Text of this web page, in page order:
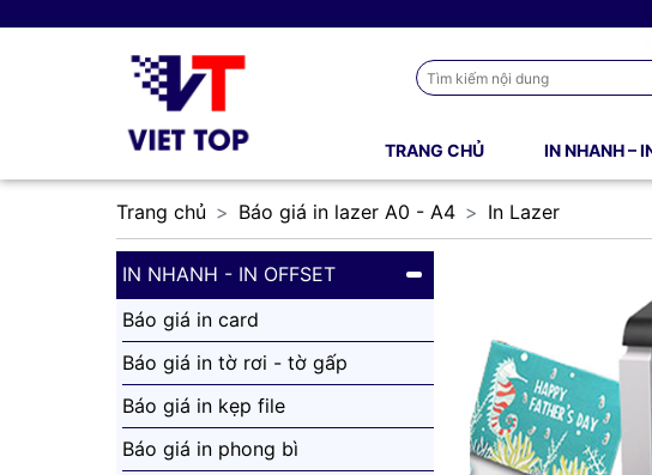
TRANG CHỦ IN NHANH –
Trang chủ Báo giá in lazer A0 - A4 In Lazer
IN NHANH - IN OFFSET
Báo giá in card
Báo giá in tờ rơi - tờ gấp
Báo giá in kẹp file
Báo giá in phong bì